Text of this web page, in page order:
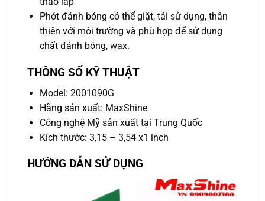
Phớt đánh bóng có thể giặt, tái sử dụng, thân
thiện với môi trường và phù hợp để sử dụng
chất đánh bóng, wax.
THÔNG SỐ KỸ THUẬT
Model: 2001090G
Hãng sản xuất: MaxShine
Công nghệ Mỹ sản xuất tại Trung Quốc
Kích thước: 3,15 – 3,54 x1 inch
HƯỚNG DẪN SỬ DỤNG